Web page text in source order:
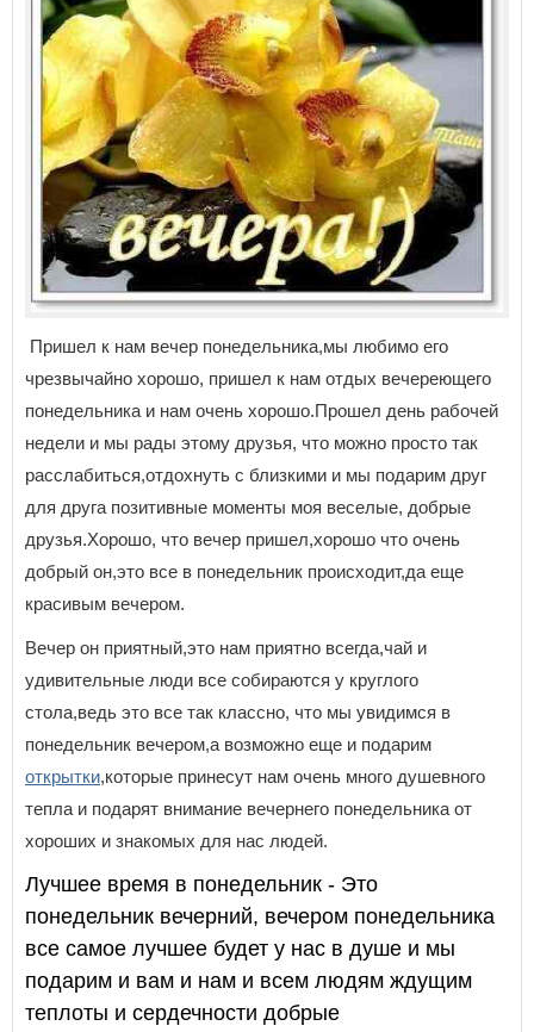
Пришел к нам вечер понедельника,мы любимо его
чрезвычайно хорошо, пришел к нам отдых вечереющего
понедельника и нам очень хорошо.Прошел день рабочей
недели и мы рады этому друзья, что можно просто так
расслабиться,отдохнуть с близкими и мы подарим друг
для друга позитивные моменты моя веселые, добрые
друзья.Хорошо, что вечер пришел,хорошо что очень
добрый он,это все в понедельник происходит,да еще
красивым вечером.
Вечер он приятный,это нам приятно всегда,чай и
удивительные люди все собираются у круглого
стола,ведь это все так классно, что мы увидимся в
понедельник вечером,а возможно еще и подарим
открытки,которые принесут нам очень много душевного
тепла и подарят внимание вечернего понедельника от
хороших и знакомых для нас людей.
Лучшее время в понедельник - Это
понедельник вечерний, вечером понедельника
все самое лучшее будет у нас в душе и мы
подарим и вам и нам и всем людям ждущим
теплоты и сердечности добрые